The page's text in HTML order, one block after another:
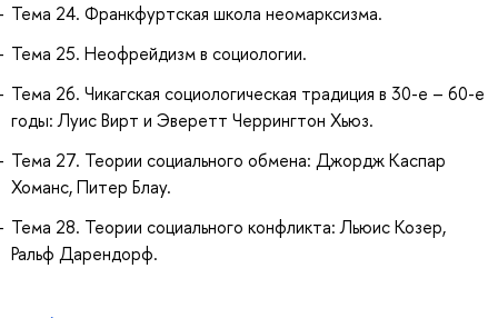
Тема 24. Франкфуртская школа неомарксизма.
Тема 25. Неофрейдизм в социологии.
Тема 26. Чикагская социологическая традиция в 30-е – 60-е
годы: Луис Вирт и Эверетт Черрингтон Хьюз.
Тема 27. Теории социального обмена: Джордж Каспар
Хоманс, Питер Блау.
Тема 28. Теории социального конфликта: Льюис Козер,
Ральф Дарендорф.